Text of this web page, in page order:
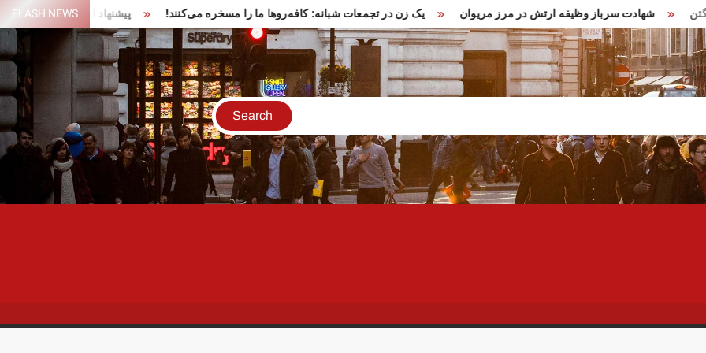
FLASH NEWS
پیشنهاد ایران یک زن در تجمعات شبانه: کافه‌روها ما را مسخره می‌کنند! شهادت سرباز وظیفه ارتش در مرز مریوان در واشنگتن